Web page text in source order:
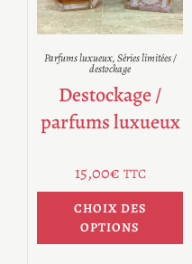
Parfums luxueux,Séries limitées /
destockage
Destockage /
parfums luxueux
15,00€ TTC
CHOIX DES
OPTIONS